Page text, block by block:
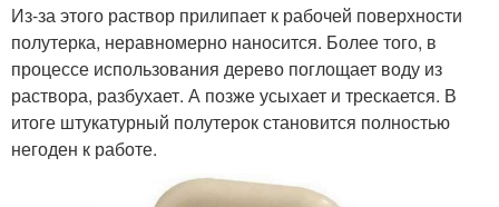
Из-за этого раствор прилипает к рабочей поверхности
полутерка, неравномерно наносится. Более того, в
процессе использования дерево поглощает воду из
раствора, разбухает. А позже усыхает и трескается. В
итоге штукатурный полутерок становится полностью
негоден к работе.